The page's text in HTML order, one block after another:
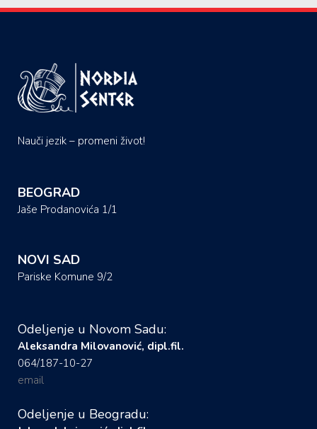
Nauči jezik – promeni život!
BEOGRAD
Jaše Prodanovića 1/1
NOVI SAD
Pariske Komune 9/2
Odeljenje u Novom Sadu:
Aleksandra Milovanović, dipl.fil.
064/187-10-27
email
Odeljenje u Beogradu: